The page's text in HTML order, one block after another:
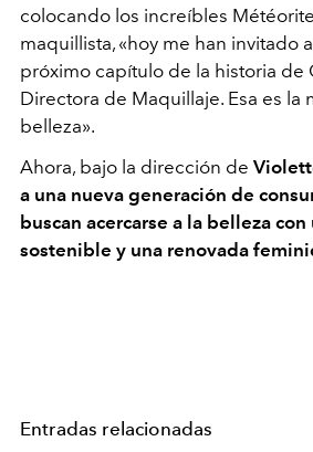
colocando los increíbles
maquillista, «hoy me han invitado
próximo capítulo de la historia de
Directora de Maquillaje. Esa es la
belleza».
Ahora, bajo la dirección de
a una nueva generación de
buscan acercarse a la belleza
sostenible y una renovada
Entradas relacionadas